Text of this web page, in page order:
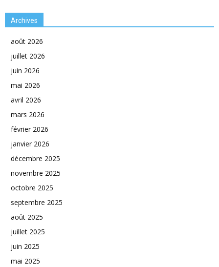
Archives
août 2026
juillet 2026
juin 2026
mai 2026
avril 2026
mars 2026
février 2026
janvier 2026
décembre 2025
novembre 2025
octobre 2025
septembre 2025
août 2025
juillet 2025
juin 2025
mai 2025